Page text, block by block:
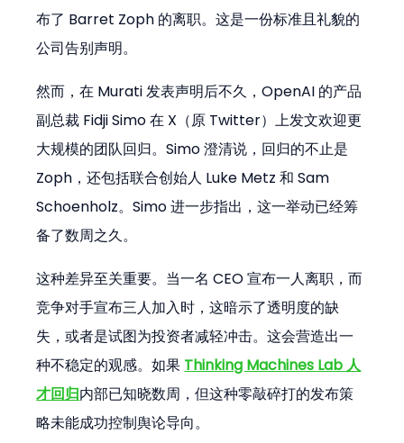
布了 Barret Zoph 的离职。这是一份标准且礼貌的
公司告别声明。
然而，在 Murati 发表声明后不久，OpenAI 的产品
副总裁 Fidji Simo 在 X（原 Twitter）上发文欢迎更
大规模的团队回归。Simo 澄清说，回归的不止是
Zoph，还包括联合创始人 Luke Metz 和 Sam
Schoenholz。Simo 进一步指出，这一举动已经筹
备了数周之久。
这种差异至关重要。当一名 CEO 宣布一人离职，而
竞争对手宣布三人加入时，这暗示了透明度的缺
失，或者是试图为投资者减轻冲击。这会营造出一
种不稳定的观感。如果 Thinking Machines Lab 人
才回归内部已知晓数周，但这种零敲碎打的发布策
略未能成功控制舆论导向。